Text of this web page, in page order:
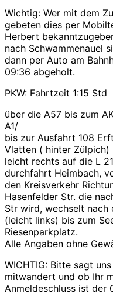
Wichtig: Wer mit dem
gebeten dies per
Herbert
nach Schwammenauel
dann per Auto am
09:36 abgeholt.
PKW: Fahrtzeit 1:15 Std
über die A57 bis zum
A1/
bis zur Ausfahrt 108
Vlatten ( hinter Zülpich)
leicht rechts auf die L
durchfahrt Heimbach,
den Kreisverkehr
Hasenfelder Str. die
Str wird, wechselt nach
(leicht links) bis zum
Riesenparkplatz.
Alle Angaben ohne
WICHTIG: Bitte sagt
mitwandert und ob Ihr
Anmeldeschluss ist der